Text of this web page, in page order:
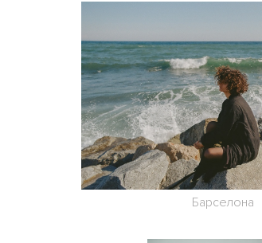
Барселона